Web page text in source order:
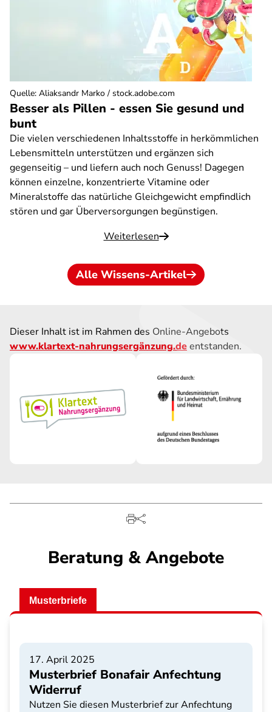
Besser als Pillen - essen Sie gesund und
bunt
Die vielen verschiedenen Inhaltsstoffe in herkömmlichen
Lebensmitteln unterstützen und ergänzen sich
gegenseitig – und liefern auch noch Genuss! Dagegen
können einzelne, konzentrierte Vitamine oder
Mineralstoffe das natürliche Gleichgewicht empfindlich
stören und gar Überversorgungen begünstigen.
Weiterlesen
Quelle: Aliaksandr Marko / stock.adobe.com
Alle Wissens-Artikel
Dieser Inhalt ist im Rahmen des Online-Angebots
www.klartext-nahrungsergänzung.deentstanden.
Beratung & Angebote
Musterbriefe
17. April 2025
Musterbrief Bonafair Anfechtung
Widerruf
Nutzen Sie diesen Musterbrief zur Anfechtung